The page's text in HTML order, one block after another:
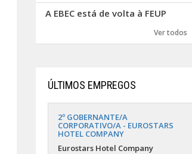
A EBEC está de volta à FEUP
Ver todos
ÚLTIMOS EMPREGOS
2º GOBERNANTE/A
CORPORATIVO/A - EUROSTARS
HOTEL COMPANY
Eurostars Hotel Company